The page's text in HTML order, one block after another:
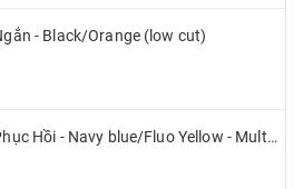
- Black/Orange (low cut)
Tất Otso Phục Hồi - Navy blue/Fluo Yellow - Multisport Recovery